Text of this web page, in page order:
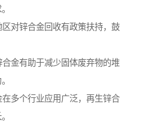
对锌合金回收有政策扶持，鼓
金有助于减少固体废弃物的堆
多个行业应用广泛，再生锌合